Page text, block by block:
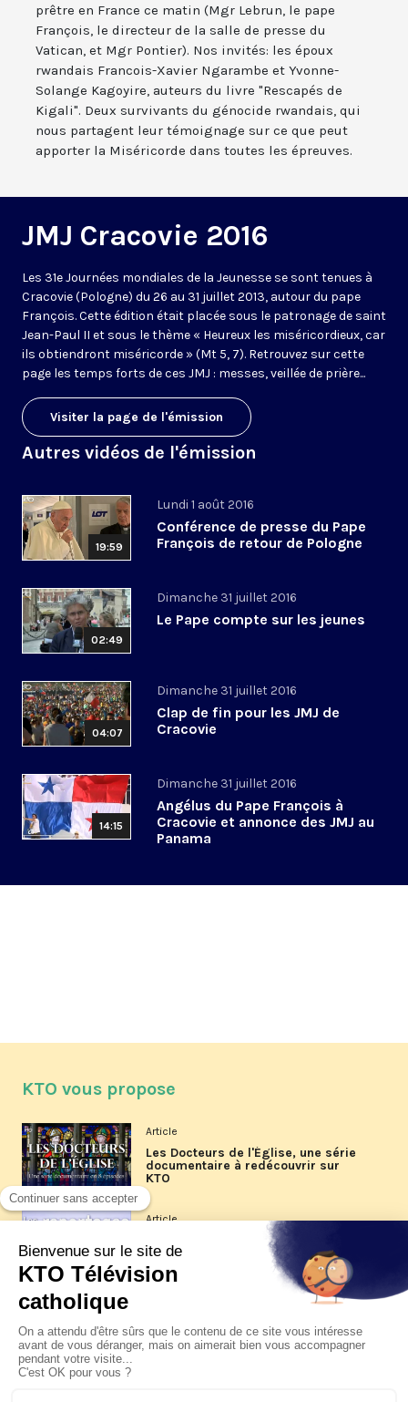
prêtre en France ce matin (Mgr Lebrun, le pape
François, le directeur de la salle de presse du
Vatican, et Mgr Pontier). Nos invités: les époux
rwandais Francois-Xavier Ngarambe et Yvonne-
Solange Kagoyire, auteurs du livre "Rescapés de
Kigali". Deux survivants du génocide rwandais, qui
nous partagent leur témoignage sur ce que peut
apporter la Miséricorde dans toutes les épreuves.
JMJ Cracovie 2016
Les 31e Journées mondiales de la Jeunesse se sont tenues à
Cracovie (Pologne) du 26 au 31 juillet 2013, autour du pape
François. Cette édition était placée sous le patronage de saint
Jean-Paul II et sous le thème « Heureux les miséricordieux, car
ils obtiendront miséricorde » (Mt 5, 7). Retrouvez sur cette
page les temps forts de ces JMJ : messes, veillée de prière...
Visiter la page de l'émission
Autres vidéos de l'émission
19:59
Lundi 1 août 2016
Conférence de presse du Pape
François de retour de Pologne
02:49
Dimanche 31 juillet 2016
Le Pape compte sur les jeunes
04:07
Dimanche 31 juillet 2016
Clap de fin pour les JMJ de
Cracovie
14:15
Dimanche 31 juillet 2016
Angélus du Pape François à
Cracovie et annonce des JMJ au
Panama
KTO vous propose
Article
Les Docteurs de l'Église, une série
documentaire à redécouvrir sur
KTO
Article
Les reportages d'été 2026 de KTO
La visite pastorale du pape Léon
XIV à Assise à suivre sur KTO le
jeudi 6 août